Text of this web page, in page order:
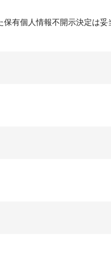
有個人情報不開示決定は妥